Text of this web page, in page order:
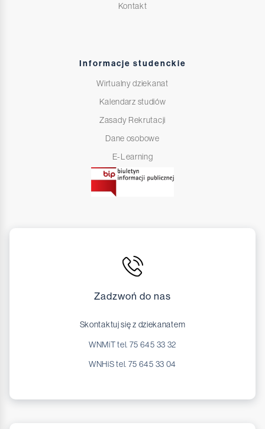
Kontakt
Informacje studenckie
Wirtualny dziekanat
Kalendarz studiów
Zasady Rekrutacji
Dane osobowe
E-Learning
Zadzwoń do nas
Skontaktuj się z dziekanatem
WNMiT tel. 75 645 33 32
WNHiS tel. 75 645 33 04